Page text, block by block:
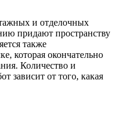
и отделочных
придают пространству
также
которая окончательно
Количество и
зависит от того, какая